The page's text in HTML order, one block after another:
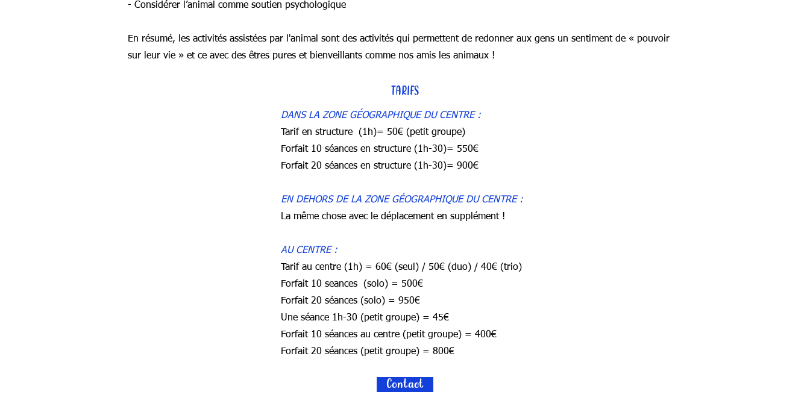
- Considérer l’animal comme soutien psychologique
En résumé, les activités assistées par l'animal sont des activités qui permettent de redonner aux gens un sentiment de « pouvoir
sur leur vie » et ce avec des êtres pures et bienveillants comme nos amis les animaux !
TARIFS
DANS LA ZONE GÉOGRAPHIQUE DU CENTRE :
Tarif en structure (1h)= 50€ (petit groupe)
Forfait 10 séances en structure (1h-30)= 550€
Forfait 20 séances en structure (1h-30)= 900€
EN DEHORS DE LA ZONE GÉOGRAPHIQUE DU CENTRE :
La même chose avec le déplacement en supplément !
AU CENTRE :
Tarif au centre (1h) = 60€ (seul) / 50€ (duo) / 40€ (trio)
Forfait 10 seances (solo) = 500€
Forfait 20 séances (solo) = 950€
Une séance 1h-30 (petit groupe) = 45€
Forfait 10 séances au centre (petit groupe) = 400€
Forfait 20 séances (petit groupe) = 800€
Contact